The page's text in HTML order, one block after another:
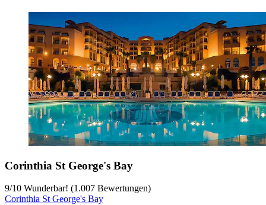
Corinthia St George's Bay
9/10 Wunderbar! (1.007 Bewertungen)
Corinthia St George's Bay